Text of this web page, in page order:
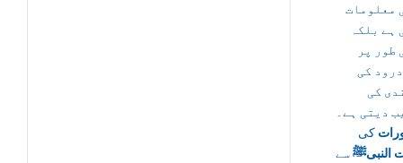
معلومات
ہے بلکہ
طور پر
کی
کی
دیتی ہے۔
کی
النبیﷺسے